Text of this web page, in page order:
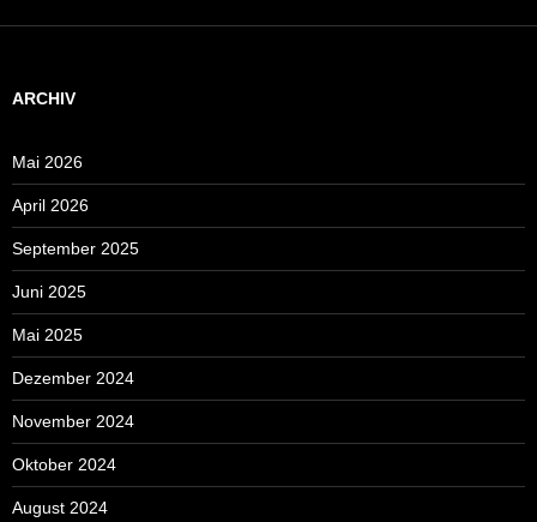
ARCHIV
Mai 2026
April 2026
September 2025
Juni 2025
Mai 2025
Dezember 2024
November 2024
Oktober 2024
August 2024